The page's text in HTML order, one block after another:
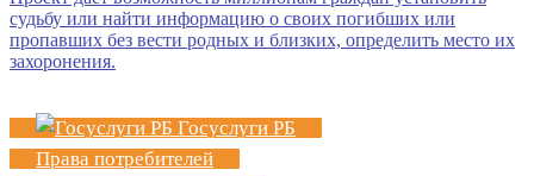
Госуслуги РБ
Права потребителей